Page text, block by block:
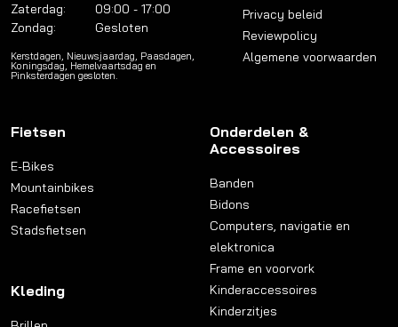
Zaterdag:
09:00 - 17:00
Zondag:
Gesloten
Kerstdagen, Nieuwsjaardag, Paasdagen,
Koningsdag, Hemelvaartsdag en
Pinksterdagen gesloten.
Privacy beleid
Reviewpolicy
Algemene voorwaarden
Fietsen
E-Bikes
Mountainbikes
Racefietsen
Stadsfietsen
Kleding
Onderdelen &
Accessoires
Banden
Bidons
Computers, navigatie en
elektronica
Frame en voorvork
Kinderaccessoires
Kinderzitjes